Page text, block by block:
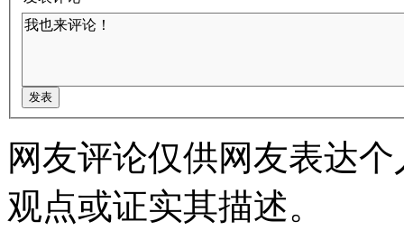
网友评论仅供网友表达
观点或证实其描述。